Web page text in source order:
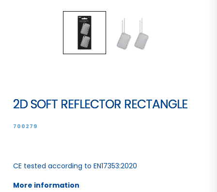
2D SOFT REFLECTOR RECTANGLE
700279
CE tested according to EN17353:2020
More information